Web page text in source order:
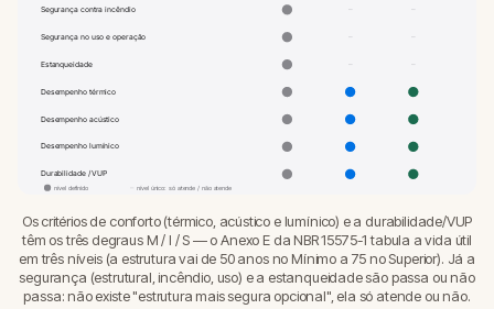
Segurança contra incêndio
Segurança no uso e operação
Estanqueidade
Desempenho térmico
Desempenho acústico
Desempenho lumínico
Durabilidade / VUP
– –
– –
– –
nível definido nível único: só atende / não atende
Os critérios de conforto (térmico, acústico e lumínico) e a durabilidade/VUP
têm os três degraus M / I / S — o Anexo E da NBR 15575-1 tabula a vida útil
em três níveis (a estrutura vai de 50 anos no Mínimo a 75 no Superior). Já a
segurança (estrutural, incêndio, uso) e a estanqueidade são passa ou não
passa: não existe "estrutura mais segura opcional", ela só atende ou não.